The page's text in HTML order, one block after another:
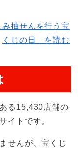
み抽せんを行う宝
くじの日」を読む
る15,430店舗の
イトです。
せんが、宝くじ